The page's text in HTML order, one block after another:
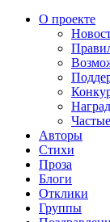
О проекте
Авторы
Стихи
Проза
Блоги
Отклики
Группы